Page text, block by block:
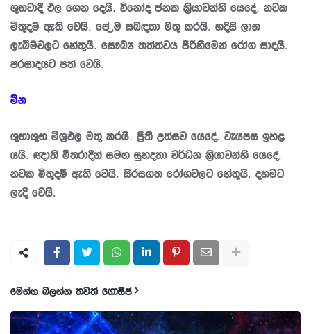
ශුභවාදී ඵල ගෙන දෙයි. විනෝද ජනක කි‍්‍රයාවන්හි යෙදේ. නවක
මිතුදම් ඇති වෙයි. පේ‍්‍රම සබඳතා මතු කරයි. හදිසි ලාභ
ලැබීම්වලට හේතුයි. සෞඛ්‍ය තත්ත්වය පිරිහිමෙන් රෝග සාදයි.
ප‍්‍රසාදයට පත් වෙයි.
මීන
ශුභාශුභ මිශ‍්‍රඵල මතු කරයි. පී‍්‍රති උත්සව යෙදේ. වැයපස ඉහළ
යයි. ඥාති මිත‍්‍රාදීන් සමග සුහදතා වර්ධන කි‍්‍රයාවන්හි යෙදේ.
නවක මිතුදම් ඇති වෙයි. සිරසගත රෝගවලට හේතුයි. දහමට
ලැදි වෙයි.
මෙන්න බලන්න තවත් ගොසිප්